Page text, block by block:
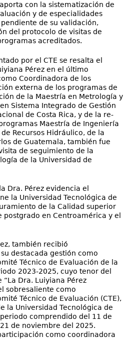
con la sistematización de
y de especialidades
de su validación,
del protocolo de visitas de
acreditados.
por el CTE se resalta el
Pérez en el último
Coordinadora de los
externa de los programas de
de la Maestría en Metrología y
Sistema Integrado de Gestión
de Costa Rica, y de la re-
Maestría de Ingeniería
Recursos Hidráulico, de la
de Guatemala, también fue
de seguimiento de la
de la Universidad de
Dra. Pérez evidencia el
la Universidad Tecnológica de
de la Calidad superior
postgrado en Centroamérica y el
también recibió
destacada gestión como
Técnico de Evaluación de la
2023-2025, cuyo tenor del
Dra. Luiyiana Pérez
sobresaliente como
Técnico de Evaluación (CTE),
la Universidad Tecnológica de
comprendido del 11 de
de noviembre del 2025.
como coordinadora